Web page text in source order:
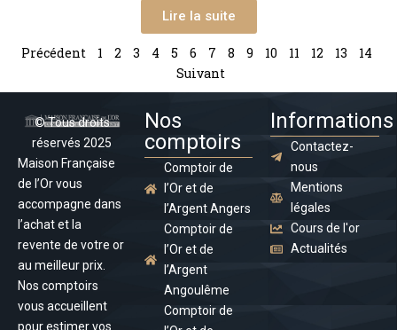
Lire la suite
Précédent 1 2 3 4 5 6 7 8 9 10 11 12 13
14
Suivant
© Tous droits
réservés 2025
Maison Française
de l’Or vous
accompagne dans
l’achat et la
revente de votre or
au meilleur prix.
Nos comptoirs
vous accueillent
pour estimer vos
Nos
comptoirs
Comptoir de
l’Or et de
l’Argent Angers
Comptoir de
l’Or et de
l’Argent
Angoulême
Comptoir de
Informations
Contactez-
nous
Mentions
légales
Cours de l'or
Actualités